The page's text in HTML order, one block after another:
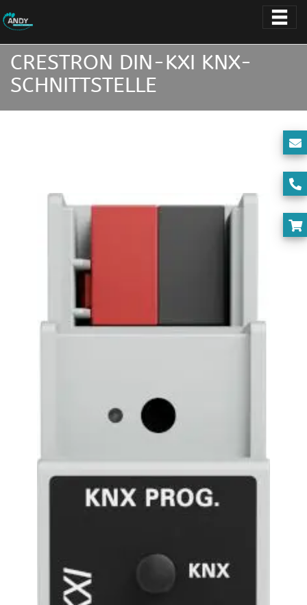
CRESTRON DIN-KXI KNX-
SCHNITTSTELLE